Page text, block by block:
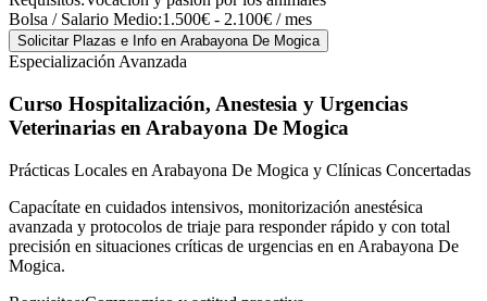
Bolsa / Salario Medio:1.500€ - 2.100€ / mes
Solicitar Plazas e Info en Arabayona De Mogica
Especialización Avanzada
Curso Hospitalización, Anestesia y Urgencias
Veterinarias en Arabayona De Mogica
Prácticas Locales en Arabayona De Mogica y Clínicas Concertadas
Capacítate en cuidados intensivos, monitorización anestésica
avanzada y protocolos de triaje para responder rápido y con total
precisión en situaciones críticas de urgencias en en Arabayona De
Mogica.